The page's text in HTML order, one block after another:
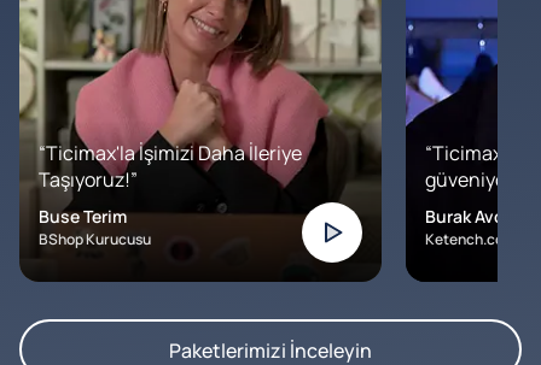
“Ticimax'la İşimizi Daha İleriye
Taşıyoruz!”
Buse Terim
BShop Kurucusu
“Ticimax'a
Burak Avcılar
Ketench.com –
Paketlerimizi İnceleyin